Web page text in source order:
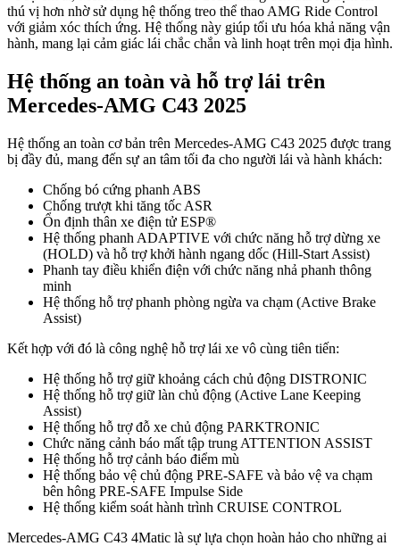
Mercedes C200 Avantgarde
Mercedes C200 Avantgarde
1.599.000.000₫
Mercedes C43 AMG
Mercedes C43 AMG
2.960.000.000 ₫
Mercedes GLC 300 4Matic
Mercedes GLC 300 4Matic
Mercedes GLC 200
Mercedes GLC 200
1.840.000.000₫
Mercedes GLC 200 4Matic
Mercedes GLC 200 4Matic